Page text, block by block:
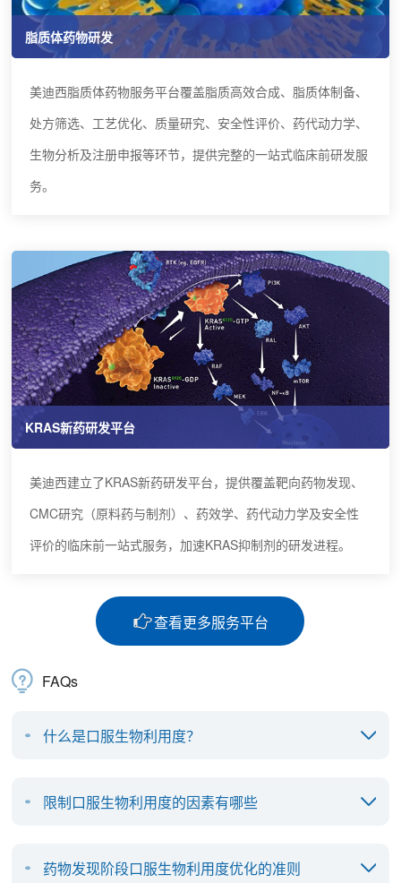
脂质体药物研发
美迪西脂质体药物服务平台覆盖脂质高效合成、脂质体制备、
处方筛选、工艺优化、质量研究、安全性评价、药代动力学、
生物分析及注册申报等环节，提供完整的一站式临床前研发服
务。
KRAS新药研发平台
美迪西建立了KRAS新药研发平台，提供覆盖靶向药物发现、
CMC研究（原料药与制剂）、药效学、药代动力学及安全性
评价的临床前一站式服务，加速KRAS抑制剂的研发进程。
查看更多服务平台
FAQs
什么是口服生物利用度？
限制口服生物利用度的因素有哪些
药物发现阶段口服生物利用度优化的准则